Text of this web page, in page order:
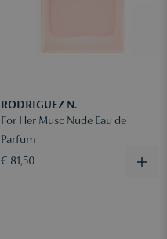
RODRIGUEZ N.
For Her Musc Nude Eau de
Parfum
€ 81,50